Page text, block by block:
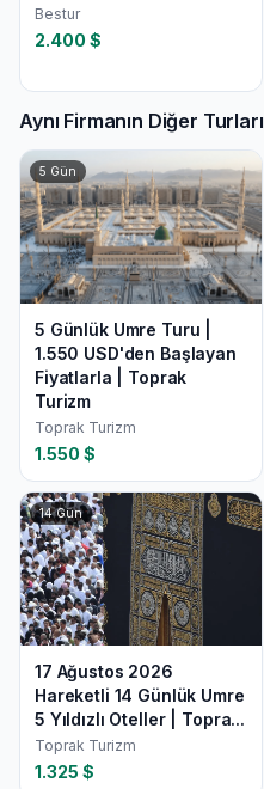
Bestur
2.400 $
Aynı Firmanın Diğer Turları
5 Gün
5 Günlük Umre Turu |
1.550 USD'den Başlayan
Fiyatlarla | Toprak
Turizm
Toprak Turizm
1.550 $
14Gün
17 Ağustos 2026
Hareketli 14 Günlük Umre
5 Yıldızlı Oteller | Topra...
Toprak Turizm
1.325 $